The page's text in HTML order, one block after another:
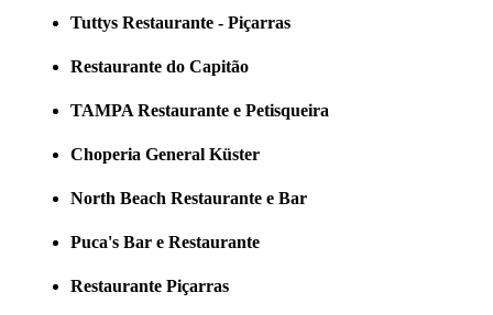
Tuttys Restaurante - Piçarras
Restaurante do Capitão
TAMPA Restaurante e Petisqueira
Choperia General Küster
North Beach Restaurante e Bar
Puca's Bar e Restaurante
Restaurante Piçarras